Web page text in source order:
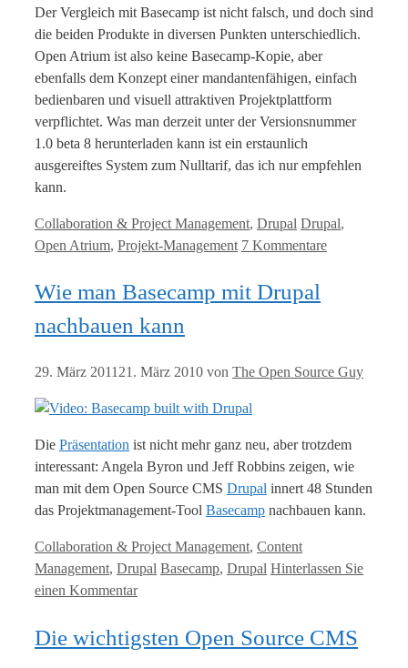
Der Vergleich mit Basecamp ist nicht falsch, und doch sind
die beiden Produkte in diversen Punkten unterschiedlich.
Open Atrium ist also keine Basecamp-Kopie, aber
ebenfalls dem Konzept einer mandantenfähigen, einfach
bedienbaren und visuell attraktiven Projektplattform
verpflichtet. Was man derzeit unter der Versionsnummer
1.0 beta 8 herunterladen kann ist ein erstaunlich
ausgereiftes System zum Nulltarif, das ich nur empfehlen
kann.
Kategorien
Collaboration & Project Management, Drupal Tags
Drupal,
Open Atrium, Projekt-Management 7 Kommentare
Wie man Basecamp mit Drupal
nachbauen kann
29. März 2011 21. März 2010 von The Open Source Guy
Die Präsentation ist nicht mehr ganz neu, aber trotzdem
interessant: Angela Byron und Jeff Robbins zeigen, wie
man mit dem Open Source CMS Drupal innert 48 Stunden
das Projektmanagement-Tool Basecamp nachbauen kann.
Kategorien
Collaboration & Project Management, Content
Management, Drupal Tags
Basecamp, Drupal Hinterlassen Sie
einen Kommentar
Die wichtigsten Open Source CMS